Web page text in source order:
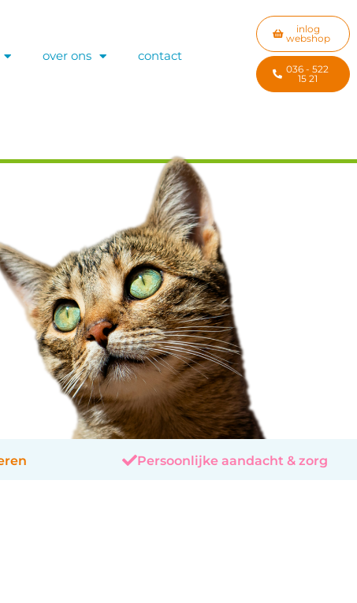
over ons contact
inlog
webshop
036 - 522
15 21
Persoonlijke aandacht & zorg